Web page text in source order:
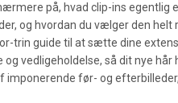
på, hvad clip-ins egentlig
og hvordan du vælger den
trin guide til at sætte dine
og vedligeholdelse, så dit nye
imponerende før- og